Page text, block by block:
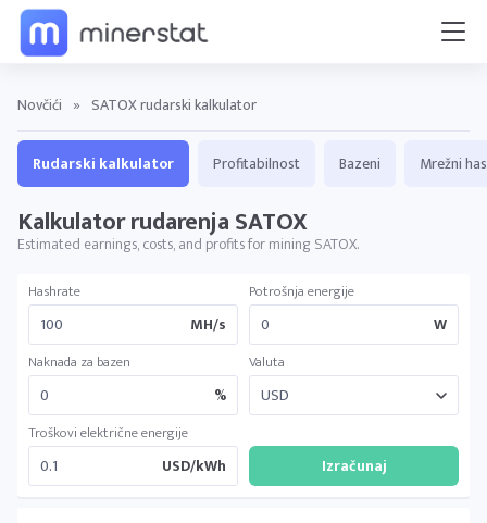
Novčići » SATOX rudarski kalkulator
Rudarski kalkulator Profitabilnost Bazeni Mrežni
Kalkulator rudarenja SATOX
Estimated earnings, costs, and profits for mining SATOX.
Hashrate
MH/s
Potrošnja energije
W
Naknada za bazen
%
Valuta
Troškovi električne energije
USD/kWh